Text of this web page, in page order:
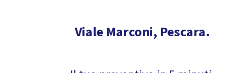
Viale Marconi, Pescara.